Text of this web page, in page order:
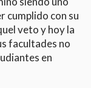
cumplido con su
veto y hoy la
facultades no
en